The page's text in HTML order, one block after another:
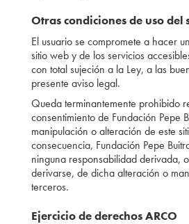
Otras condiciones de uso del
El usuario se compromete a hacer
sitio web y de los servicios
con total sujeción a la Ley, a las
presente aviso legal.
Queda terminantemente prohibido
consentimiento de Fundación Pepe
manipulación o alteración de este
consecuencia, Fundación Pepe
ninguna responsabilidad derivada,
derivarse, de dicha alteración o
terceros.
Ejercicio de derechos ARCO